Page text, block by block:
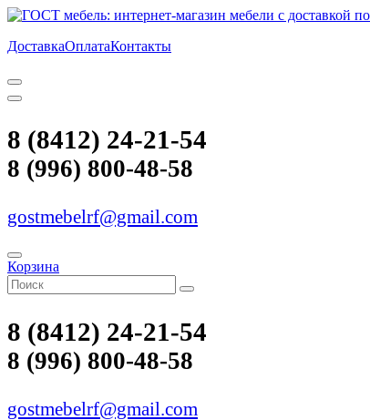
ДоставкаОплатаКонтакты
8 (8412) 24-21-54
8 (996) 800-48-58
gostmebelrf@gmail.com
Корзина
8 (8412) 24-21-54
8 (996) 800-48-58
gostmebelrf@gmail.com